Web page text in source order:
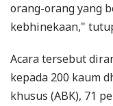
orang-orang yang
kebhinekaan,"
Acara tersebut
kepada 200 kaum
khusus (ABK), 71